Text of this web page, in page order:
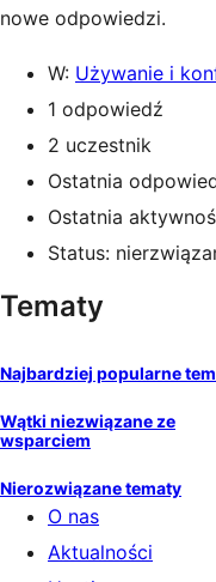
nowe odpowiedzi.
W: Używanie i
1 odpowiedź
2 uczestnik
Ostatnia
Ostatnia
Status:
Tematy
Najbardziej popularne
Wątki niezwiązane ze
wsparciem
Nierozwiązane tematy
O nas
Aktualności